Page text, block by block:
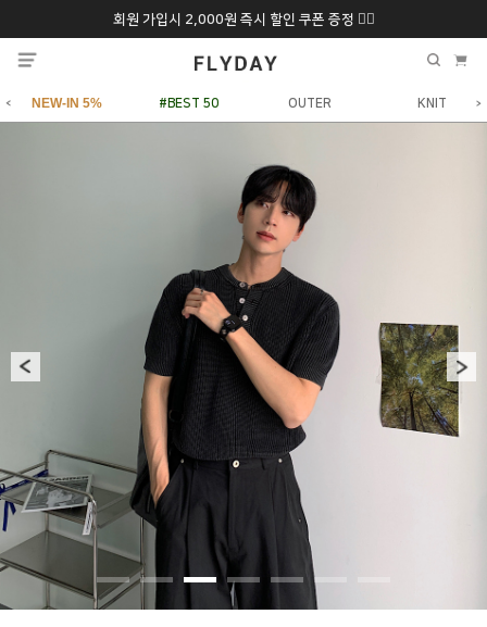
회원 가입시 2,000원 즉시 할인 쿠폰 증정 ❤️‍🔥
추석 특별 할인 10~20% 9/6 화 ~ 9/12월
NEW-IN 5% #BEST 50 OUTER KNIT